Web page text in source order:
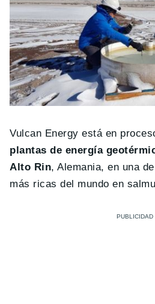
Vulcan Energy está en
plantas de energía
Alto Rin, Alemania, en una
más ricas del mundo en